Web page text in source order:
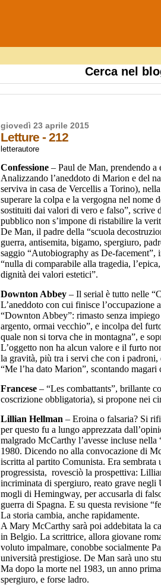
Cerca nel
giovedì 23 aprile 2015
Letture - 212
letterautore
Confessione – Paul de Man, prendendo a
Analizzando l’aneddoto di Marion e del
serviva in casa de Vercellis a Torino),
superare la colpa e la vergogna nel
sostituiti dai valori di vero e falso”, scrive
pubblico non s’impone di ristabilire la
De Man, il padre della “scuola
guerra, antisemita, bigamo, spergiuro,
saggio “Autobiography as De-facement”,
“nulla di comparabile alla tragedia,
dignità dei valori estetici”.
Downton Abbey– Il serial è tutto nelle
L’aneddoto con cui finisce l’occupazione
“Downton Abbey”: rimasto senza
argento, ormai vecchio”, e incolpa del
quale non si torva che in montagna”, e
L’oggetto non ha alcun valore e il furto
la gravità, più tra i servi che con i
“Me l’ha dato Marion”, scontando
Francese– “Les combattants”, brillante
coscrizione obbligatoria), si propone nei
Lillian Hellman – Eroina o falsaria? Si
per questo fu a lungo apprezzata
malgrado McCarthy l’avesse incluse
1980. Dicendo no alla convocazione di
iscritta al partito Comunista. Era
progressista, rovesciò la prospettiva:
incriminata di spergiuro, reato grave
mogli di Hemingway, per accusarla di
guerra di Spagna. E su questa revisione
La storia cambia, anche rapidamente.
A Mary McCarthy sarà poi addebitata la
in Belgio. La scrittrice, allora giovane
voluto impalmare, conobbe socialmente
università prestigiose. De Man sarà uno
Ma dopo la morte nel 1983, un anno
spergiuro, e forse ladro.